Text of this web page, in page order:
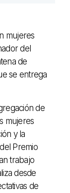
mujeres
del
de
se entrega
de
mujeres
y la
Premio
trabajo
desde
de